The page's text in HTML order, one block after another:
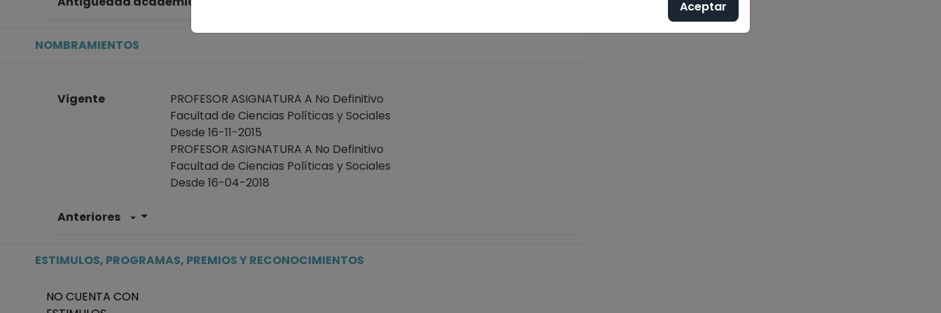
NOMBRAMIENTOS
Vigente
PROFESOR ASIGNATURA A No Definitivo
Facultad de Ciencias Políticas y Sociales
Desde 16-11-2015
PROFESOR ASIGNATURA A No Definitivo
Facultad de Ciencias Políticas y Sociales
Desde 16-04-2018
Anteriores
PROFESOR ASIGNATURA A TP No Definitivo
ESTIMULOS, PROGRAMAS, PREMIOS Y RECONOCIMIENTOS
NO CUENTA CON
Aceptar